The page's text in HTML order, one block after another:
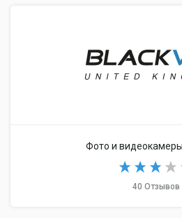
Фото и
40 Отзывов